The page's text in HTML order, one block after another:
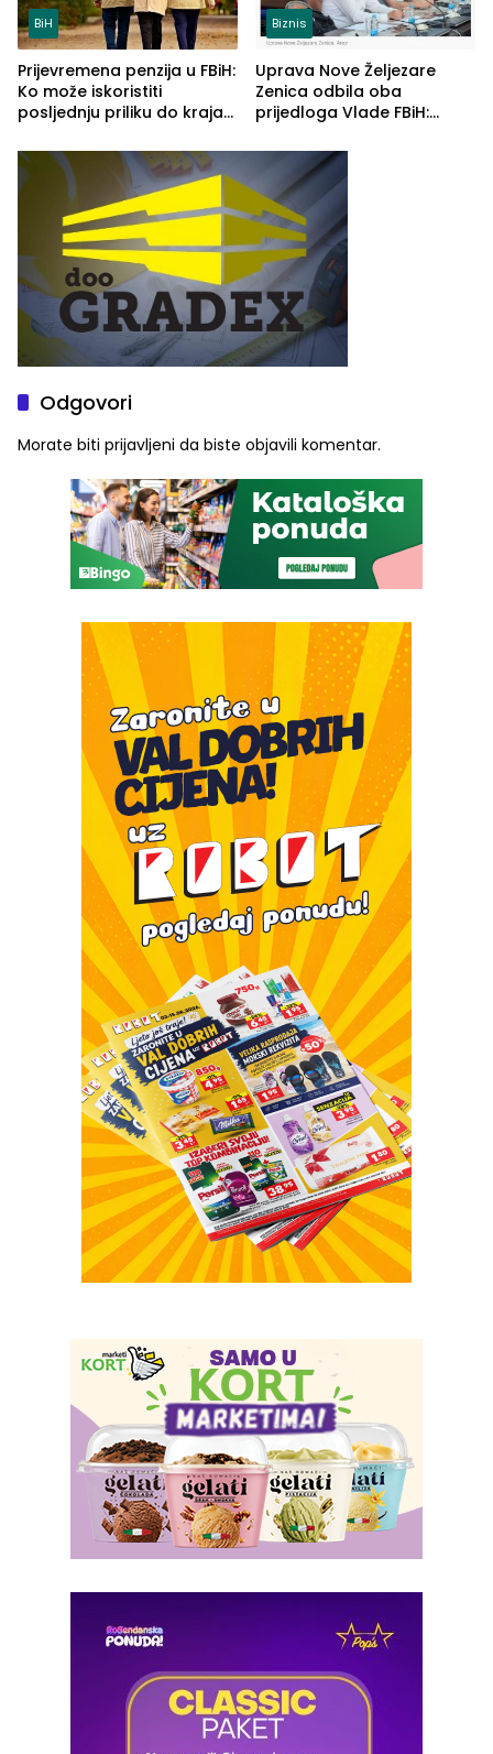
BiH
Prijevremena penzija u FBiH:
Ko može iskoristiti
posljednju priliku do kraja
Biznis
Uprava Nove Željezare
Zenica odbila oba
prijedloga Vlade FBiH:
rješenje
Odgovori
Morate biti prijavljeni da biste objavili komentar.